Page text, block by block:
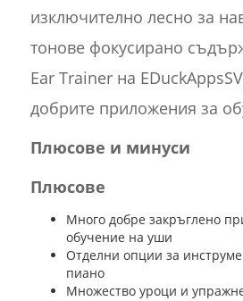
изключително лесно за
тонове фокусирано
Ear Trainer на
добрите приложения за
Плюсове и минуси
Плюсове
Много добре закръглено
обучение на уши
Отделни опции за
пиано
Множество уроци и